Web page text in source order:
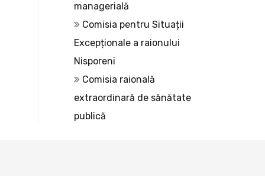
managerială
Comisia pentru Situații
Excepționale a raionului
Nisporeni
Comisia raională
extraordinară de sănătate
publică